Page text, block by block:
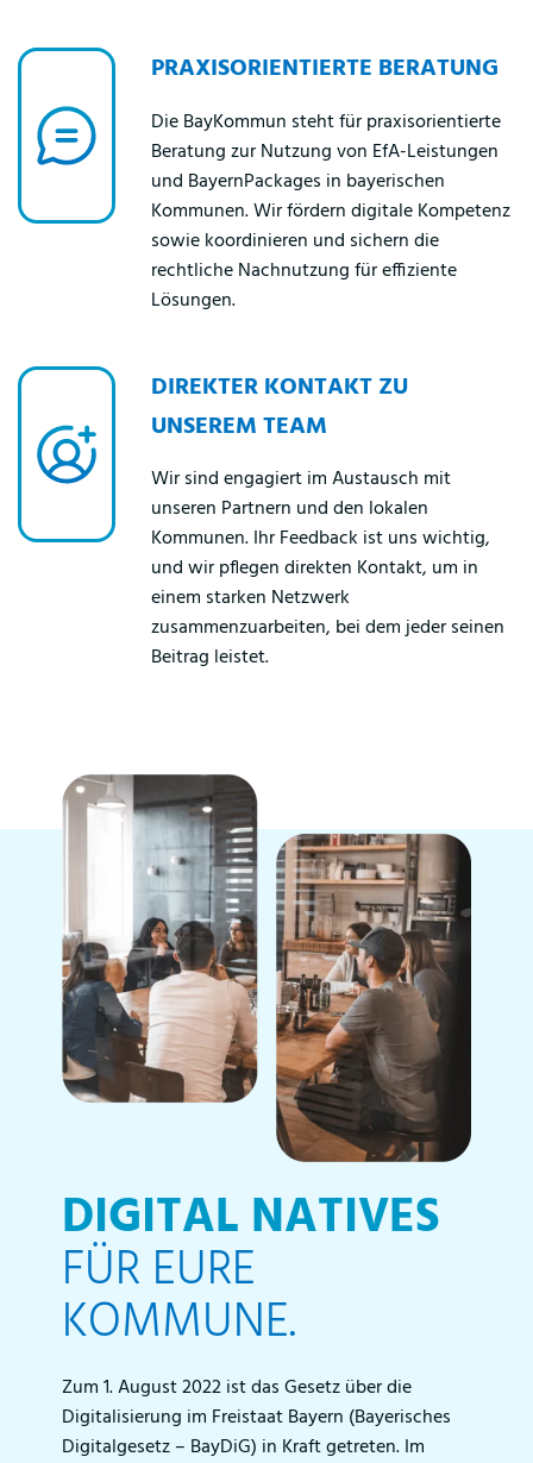
PRAXIS­ORIENTIERTE BERATUNG
Die BayKommun steht für praxisorientierte
Beratung zur Nutzung von EfA-Leistungen
und BayernPackages in bayerischen
Kommunen. Wir fördern digitale Kompetenz
sowie koordinieren und sichern die
rechtliche Nachnutzung für effiziente
Lösungen.
DIREKTER KONTAKT ZU
UNSEREM TEAM
Wir sind engagiert im Austausch mit
unseren Partnern und den lokalen
Kommunen. Ihr Feedback ist uns wichtig,
und wir pflegen direkten Kontakt, um in
einem starken Netzwerk
zusammenzuarbeiten, bei dem jeder seinen
Beitrag leistet.
DIGITAL NATIVES
FÜR EURE
KOMMUNE.
Zum 1. August 2022 ist das Gesetz über die
Digitalisierung im Freistaat Bayern (Bayerisches
Digitalgesetz – BayDiG) in Kraft getreten. Im